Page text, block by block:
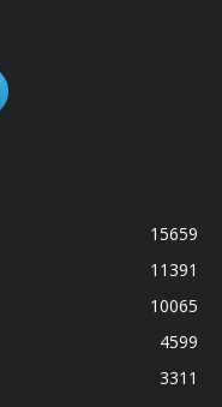
15659
11391
10065
4599
3311